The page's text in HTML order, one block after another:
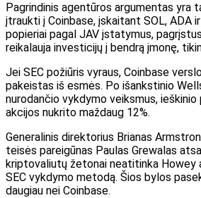
Pagrindinis agentūros argumentas yra
įtraukti į Coinbase, įskaitant SOL, ADA
popieriai pagal JAV įstatymus,
reikalauja investicijų į bendrą įmonę,
Jei SEC požiūris vyraus, Coinbase
pakeistas iš esmės. Po išankstinio
nurodančio vykdymo veiksmus,
akcijos nukrito maždaug 12%.
Generalinis direktorius Brianas
teisės pareigūnas Paulas Grewalas
kriptovaliutų žetonai neatitinka Howey
SEC vykdymo metodą. Šios bylos
daugiau nei Coinbase.